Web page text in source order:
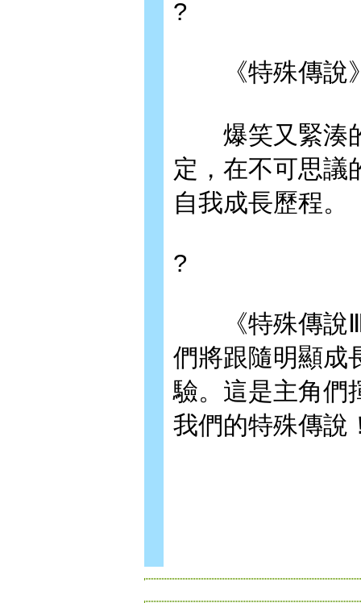
?
《特殊傳說》
爆笑又緊湊的
定，在不可思議
自我成長歷程。
?
《特殊傳說Ⅲ
們將跟隨明顯成
驗。這是主角們
我們的特殊傳說